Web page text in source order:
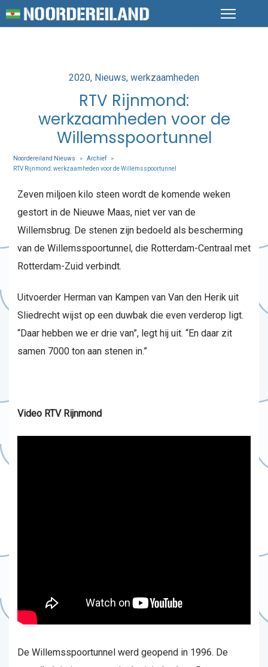
Posted
2020 Nieuws werkzaamheden
RTV Rijnmond:
werkzaamheden voor de
Willemsspoortunnel
Noordereiland Nieuws > Archief >
RTV Rijnmond: werkzaamheden voor de Willemsspoortunnel
Zeven miljoen kilo steen wordt de komende weken
gestort in de Nieuwe Maas, niet ver van de
Willemsbrug. De stenen zijn bedoeld als bescherming
van de Willemsspoortunnel, die Rotterdam-Centraal met
Rotterdam-Zuid verbindt.
Uitvoerder Herman van Kampen van Van den Herik uit
Sliedrecht wijst op een duwbak die even verderop ligt.
“Daar hebben we er drie van”, legt hij uit. “En daar zit
samen 7000 ton aan stenen in.”
Video RTV Rijnmond
De Willemsspoortunnel werd geopend in 1996. De